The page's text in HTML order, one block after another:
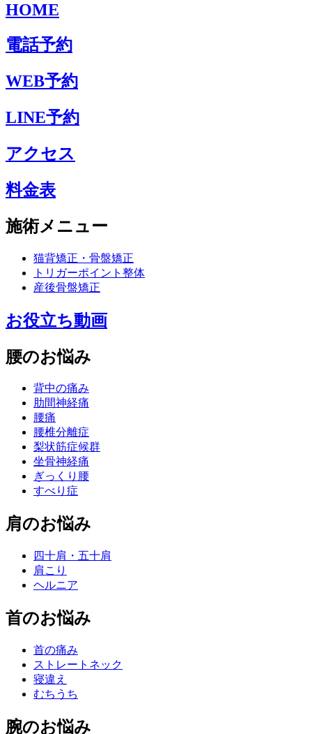
HOME
電話予約
WEB予約
LINE予約
アクセス
料金表
施術メニュー
猫背矯正・骨盤矯正
トリガーポイント整体
産後骨盤矯正
お役立ち動画
腰のお悩み
背中の痛み
肋間神経痛
腰痛
腰椎分離症
梨状筋症候群
坐骨神経痛
ぎっくり腰
すべり症
肩のお悩み
四十肩・五十肩
肩こり
ヘルニア
首のお悩み
首の痛み
ストレートネック
寝違え
むちうち
腕のお悩み